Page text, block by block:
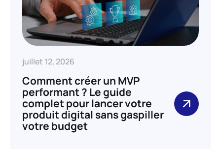
juillet 12, 2026
Comment créer un MVP
performant ? Le guide
complet pour lancer votre
produit digital sans gaspiller
votre budget